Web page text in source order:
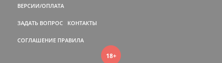
ВЕРСИИ/ОПЛАТА
ЗАДАТЬ ВОПРОС КОНТАКТЫ
СОГЛАШЕНИЕ ПРАВИЛА
18+